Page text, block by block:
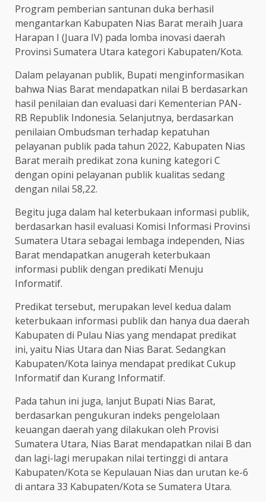
Program pemberian santunan duka berhasil
mengantarkan Kabupaten Nias Barat meraih Juara
Harapan I (Juara IV) pada lomba inovasi daerah
Provinsi Sumatera Utara kategori Kabupaten/Kota.
Dalam pelayanan publik, Bupati menginformasikan
bahwa Nias Barat mendapatkan nilai B berdasarkan
hasil penilaian dan evaluasi dari Kementerian PAN-
RB Republik Indonesia. Selanjutnya, berdasarkan
penilaian Ombudsman terhadap kepatuhan
pelayanan publik pada tahun 2022, Kabupaten Nias
Barat meraih predikat zona kuning kategori C
dengan opini pelayanan publik kualitas sedang
dengan nilai 58,22.
Begitu juga dalam hal keterbukaan informasi publik,
berdasarkan hasil evaluasi Komisi Informasi Provinsi
Sumatera Utara sebagai lembaga independen, Nias
Barat mendapatkan anugerah keterbukaan
informasi publik dengan predikati Menuju
Informatif.
Predikat tersebut, merupakan level kedua dalam
keterbukaan informasi publik dan hanya dua daerah
Kabupaten di Pulau Nias yang mendapat predikat
ini, yaitu Nias Utara dan Nias Barat. Sedangkan
Kabupaten/Kota lainya mendapat predikat Cukup
Informatif dan Kurang Informatif.
Pada tahun ini juga, lanjut Bupati Nias Barat,
berdasarkan pengukuran indeks pengelolaan
keuangan daerah yang dilakukan oleh Provisi
Sumatera Utara, Nias Barat mendapatkan nilai B dan
dan lagi-lagi merupakan nilai tertinggi di antara
Kabupaten/Kota se Kepulauan Nias dan urutan ke-6
di antara 33 Kabupaten/Kota se Sumatera Utara.